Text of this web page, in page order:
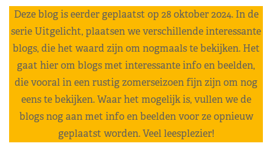
Deze blog is eerder geplaatst op 28 oktober 2024. In de
serie Uitgelicht, plaatsen we verschillende interessante
blogs, die het waard zijn om nogmaals te bekijken. Het
gaat hier om blogs met interessante info en beelden,
die vooral in een rustig zomerseizoen fijn zijn om nog
eens te bekijken. Waar het mogelijk is, vullen we de
blogs nog aan met info en beelden voor ze opnieuw
geplaatst worden. Veel leesplezier!